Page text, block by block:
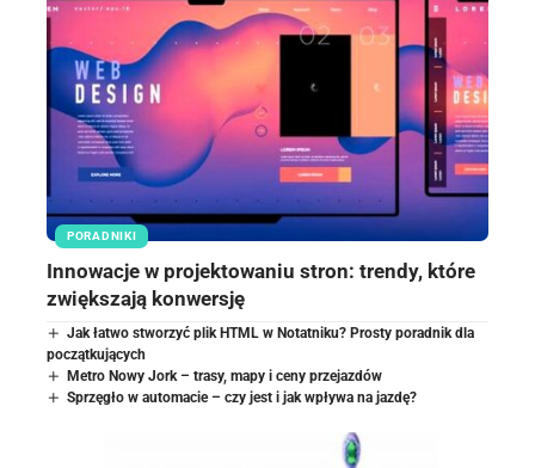
PORADNIKI
Innowacje w projektowaniu stron: trendy, które
zwiększają konwersję
Jak łatwo stworzyć plik HTML w Notatniku? Prosty poradnik dla
początkujących
Metro Nowy Jork – trasy, mapy i ceny przejazdów
Sprzęgło w automacie – czy jest i jak wpływa na jazdę?